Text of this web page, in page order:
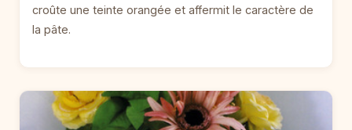
croûte une teinte orangée et affermit le caractère de
la pâte.